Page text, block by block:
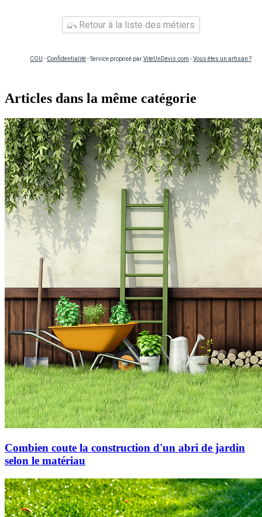
Retour à la liste des métiers
CGU - Confidentialité- Service proposé parViteUnDevis.com -Vous êtes un artisan ?
Articles dans la même catégorie
Combien coute la construction d'un abri de jardin
selon le matériau